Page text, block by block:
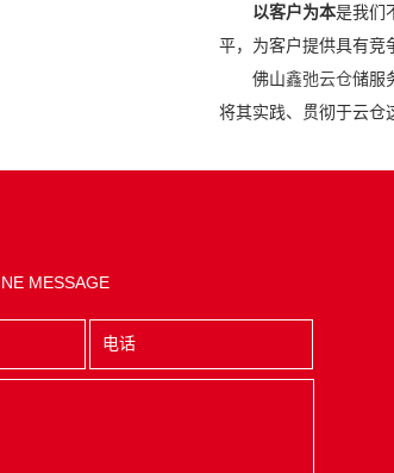
以客户为本是我们
平，为客户提供具有竞
佛山鑫弛云仓储服
将其实践、贯彻于云仓
MESSAGE